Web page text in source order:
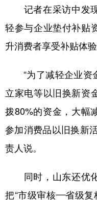
记者在采访中发现
轻参与企业垫付补贴
升消费者享受补贴体验
“为了减轻企业资
立家电等以旧换新资
拨80%的资金，大幅
参加消费品以旧换新
责人说。
同时，山东还优化
把“市级审核—省级复